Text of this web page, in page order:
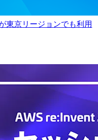
東京リージョンでも利用